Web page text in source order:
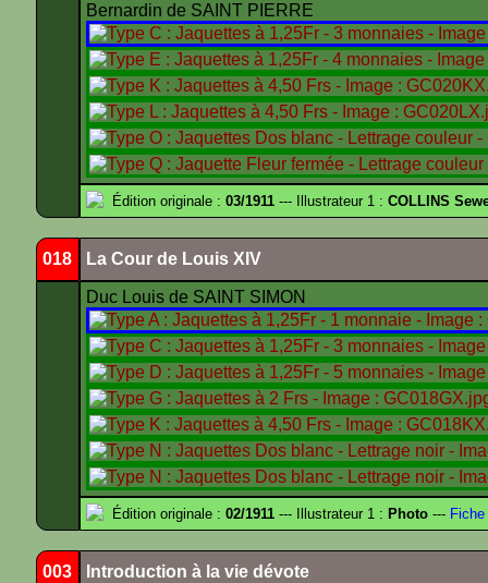
Bernardin de SAINT PIERRE
Édition originale : 03/1911 --- Illustrateur 1 : COLLINS
018 La Cour de Louis XIV
Duc Louis de SAINT SIMON
Édition originale : 02/1911 --- Illustrateur 1 : Photo ---
003 Introduction à la vie dévote